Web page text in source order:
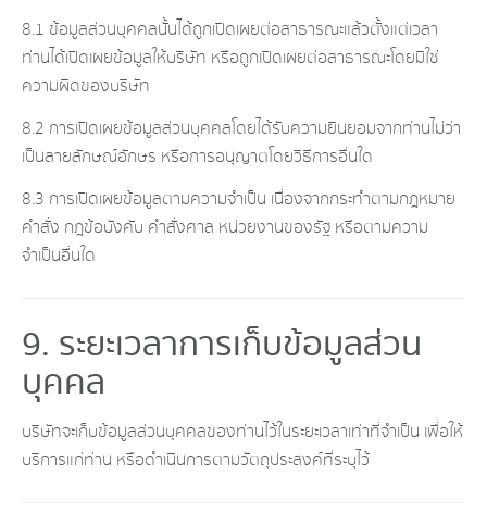
8.1 ข้อมูลส่วนบุคคลนั้นได้ถูกเปิดเผยต่อสาธารณะแล้วตั้งแต่เวลา
ท่านได้เปิดเผยข้อมูลให้บริษัท หรือถูกเปิดเผยต่อสาธารณะโดยมิใช่
ความผิดของบริษัท
8.2 การเปิดเผยข้อมูลส่วนบุคคลโดยได้รับความยินยอมจากท่านไม่ว่า
เป็นลายลักษณ์อักษร หรือการอนุญาตโดยวิธีการอื่นใด
8.3 การเปิดเผยข้อมูลตามความจำเป็น เนื่องจากกระทำตามกฎหมาย
คำสั่ง กฎข้อบังคับ คำสั่งศาล หน่วยงานของรัฐ หรือตามความ
จำเป็นอื่นใด
9. ระยะเวลาการเก็บข้อมูลส่วน
บุคคล
บริษัทจะเก็บข้อมูลส่วนบุคคลของท่านไว้ในระยะเวลาเท่าที่จำเป็น เพื่อให้
บริการแก่ท่าน หรือดำเนินการตามวัตถุประสงค์ที่ระบุไว้